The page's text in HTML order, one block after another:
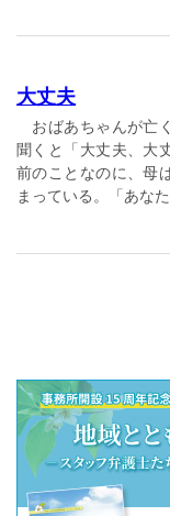
大丈夫
おばあちゃんが亡
聞くと「大丈夫、大
前のことなのに、母
まっている。「あな